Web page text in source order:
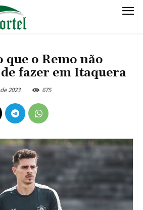
que o Remo não
fazer em Itaquera
2023 675